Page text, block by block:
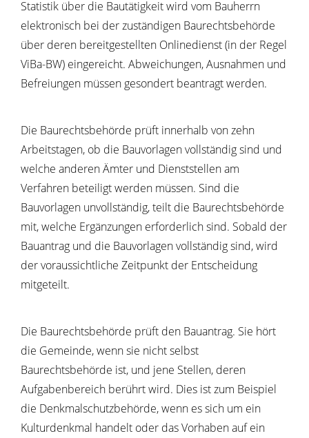
Statistik über die Bautätigkeit wird vom Bauherrn
elektronisch bei der zuständigen Baurechtsbehörde
über deren bereitgestellten Onlinedienst (in der Regel
ViBa-BW) eingereicht. Abweichungen, Ausnahmen und
Befreiungen müssen gesondert beantragt werden.
Die Baurechtsbehörde prüft innerhalb von zehn
Arbeitstagen, ob die Bauvorlagen vollständig sind und
welche anderen Ämter und Dienststellen am
Verfahren beteiligt werden müssen. Sind die
Bauvorlagen unvollständig, teilt die Baurechtsbehörde
mit, welche Ergänzungen erforderlich sind. Sobald der
Bauantrag und die Bauvorlagen vollständig sind, wird
der voraussichtliche Zeitpunkt der Entscheidung
mitgeteilt.
Die Baurechtsbehörde prüft den Bauantrag. Sie hört
die Gemeinde, wenn sie nicht selbst
Baurechtsbehörde ist, und jene Stellen, deren
Aufgabenbereich berührt wird. Dies ist zum Beispiel
die Denkmalschutzbehörde, wenn es sich um ein
Kulturdenkmal handelt oder das Vorhaben auf ein